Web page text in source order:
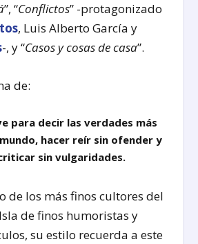
”, “Conflictos” -protagonizado
, Luis Alberto García y
-, y “Casos y cosas de casa”.
de:
para decir las verdades más
hacer reír sin ofender y
sin vulgaridades.
de los más finos cultores del
de finos humoristas y
su estilo recuerda a este